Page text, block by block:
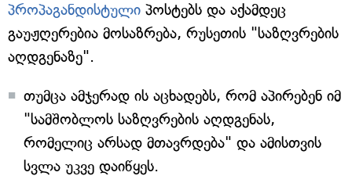
პროპაგანდისტული პოსტებს და აქამდეც
გაუჟღერებია მოსაზრება, რუსეთის "საზღვრების
აღდგენაზე".
თუმცა ამჯერად ის აცხადებს, რომ აპირებენ იმ
"სამშობლოს საზღვრების აღდგენას,
რომელიც არსად მთავრდება" და ამისთვის
სვლა უკვე დაიწყეს.